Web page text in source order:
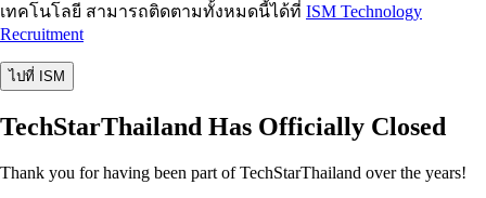
เทคโนโลยี สามารถติดตามทั้งหมดนี้ได้ที่ ISM Technology
Recruitment
ไปที่ ISM
TechStarThailand Has Officially Closed
Thank you for having been part of TechStarThailand over the years!